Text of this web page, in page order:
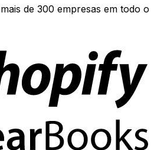
de 300 empresas em todo o